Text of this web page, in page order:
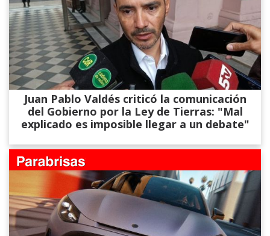
Juan Pablo Valdés criticó la comunicación
del Gobierno por la Ley de Tierras: "Mal
explicado es imposible llegar a un debate"